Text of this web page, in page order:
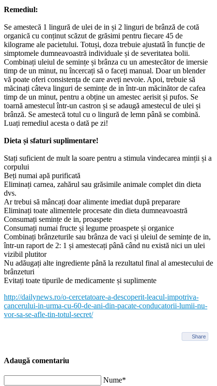
Remediul:
Se amestecă 1 lingură de ulei de in și 2 linguri de brânză de cotă
organică cu conținut scăzut de grăsimi pentru fiecare 45 de
kilograme ale pacietului. Totuși, doza trebuie ajustată în funcție de
simptomele dumneavoastră individuale și de severitatea bolii.
Combinați uleiul de semințe și brânza cu un amestecător de imersie
timp de un minut, nu încercați să o faceți manual. Doar un blender
vă poate oferi consistența de care aveți nevoie. Apoi, trebuie să
măcinați câteva linguri de semințe de in într-un măcinător de cafea
timp de un minut, pentru a obține un amestec aerisit și pufos. Se
toarnă amestecul într-un castron și se adaugă amestecul de ulei și
brânză. Se amestecă totul cu o lingură de lemn până se combină.
Luați remediul acesta o dată pe zi!
Dieta și sfaturi suplimentare!
Stați suficient de mult la soare pentru a stimula vindecarea minții și a
corpului
Beți numai apă purificată
Eliminați carnea, zahărul sau grăsimile animale complet din dieta
dvs.
Ar trebui să mâncați doar alimente imediat după preparare
Eliminați toate alimentele procesate din dieta dumneavoastră
Consumați semințe de in, proaspete
Consumați numai fructe și legume proaspete și organice
Combinați brânzeturile sau brânza de vaci și uleiul de semințe de in,
într-un raport de 2: 1 și amestecați până când nu există nici un ulei
vizibil plutitor
Nu adăugați alte ingrediente până la rezultatul final al amestecului de
brânzeturi
Evitați toate tipurile de medicamente și suplimente
http://dailynews.ro/o-cercetatoare-a-descoperit-leacul-impotriva-
cancerului-in-urma-cu-60-de-ani-din-pacate-conducatorii-lumii-nu-
vor-sa-se-afle-tin-totul-secret/
Share
Adaugă comentariu
Nume*